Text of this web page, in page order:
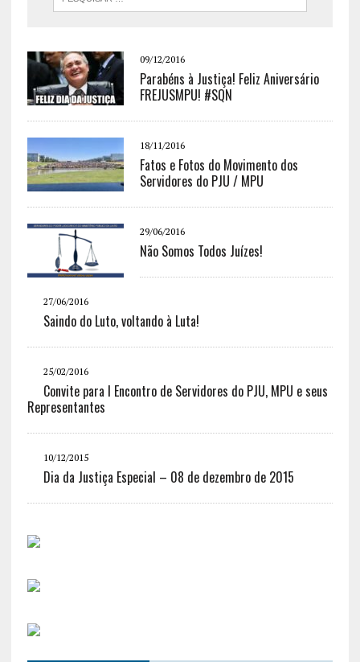
09/12/2016
Parabéns à Justiça! Feliz Aniversário
FREJUSMPU! #SQN
18/11/2016
Fatos e Fotos do Movimento dos
Servidores do PJU / MPU
29/06/2016
Não Somos Todos Juízes!
27/06/2016
Saindo do Luto, voltando à Luta!
25/02/2016
Convite para I Encontro de Servidores do PJU, MPU e seus
Representantes
10/12/2015
Dia da Justiça Especial – 08 de dezembro de 2015